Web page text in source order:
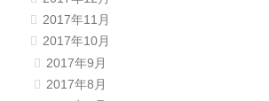
2017年11月
2017年10月
2017年9月
2017年8月